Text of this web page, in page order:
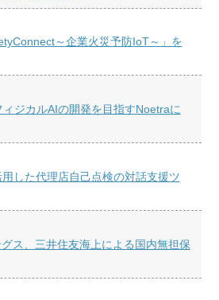
～企業火災予防IoT～」を
ジカルAIの開発を目指すNoetraに
した代理店自己点検の対話支援ツ
ス、三井住友海上による国内無担保